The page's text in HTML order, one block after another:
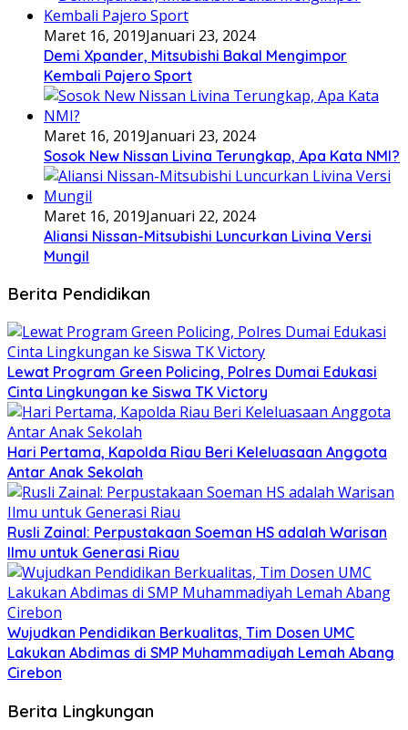
Maret 16, 2019Januari 23, 2024
Demi Xpander, Mitsubishi Bakal Mengimpor
Kembali Pajero Sport
Maret 16, 2019Januari 23, 2024
Sosok New Nissan Livina Terungkap, Apa Kata NMI?
Maret 16, 2019Januari 22, 2024
Aliansi Nissan-Mitsubishi Luncurkan Livina Versi
Mungil
Berita Pendidikan
Lewat Program Green Policing, Polres Dumai Edukasi
Cinta Lingkungan ke Siswa TK Victory
Hari Pertama, Kapolda Riau Beri Keleluasaan Anggota
Antar Anak Sekolah
Rusli Zainal: Perpustakaan Soeman HS adalah Warisan
Ilmu untuk Generasi Riau
Wujudkan Pendidikan Berkualitas, Tim Dosen UMC
Lakukan Abdimas di SMP Muhammadiyah Lemah Abang
Cirebon
Berita Lingkungan